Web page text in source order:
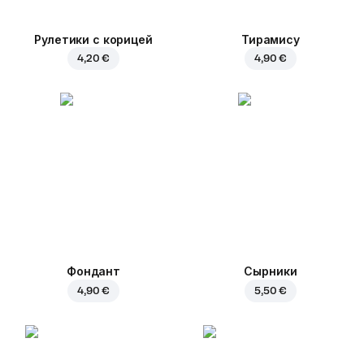
Рулетики с корицей
4,20 €
Тирамису
4,90 €
Фондант
4,90 €
Сырники
5,50 €